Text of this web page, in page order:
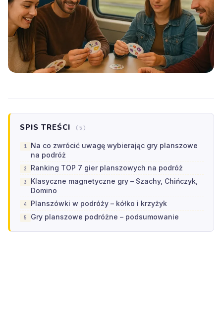
SPIS TREŚCI (5)
Na co zwrócić uwagę wybierając gry planszowe
na podróż
Ranking TOP 7 gier planszowych na podróż
Klasyczne magnetyczne gry – Szachy, Chińczyk,
Domino
Planszówki w podróży – kółko i krzyżyk
Gry planszowe podróżne – podsumowanie